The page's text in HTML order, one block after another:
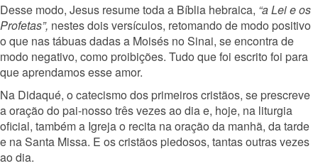
Desse modo, Jesus resume toda a Bíblia hebraica, “a Lei e os
Profetas”, nestes dois versículos, retomando de modo positivo
o que nas tábuas dadas a Moisés no Sinai, se encontra de
modo negativo, como proibições. Tudo que foi escrito foi para
que aprendamos esse amor.
Na Didaqué, o catecismo dos primeiros cristãos, se prescreve
a oração do pai-nosso três vezes ao dia e, hoje, na liturgia
oficial, também a Igreja o recita na oração da manhã, da tarde
e na Santa Missa. E os cristãos piedosos, tantas outras vezes
ao dia.